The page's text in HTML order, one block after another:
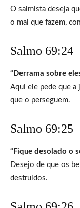
O salmista deseja
o mal que fazem,
Salmo 69:24
“Derrama sobre
Aqui ele pede que a
que o perseguem.
Salmo 69:25
“Fique desolado o
Desejo de que os
destruídos.